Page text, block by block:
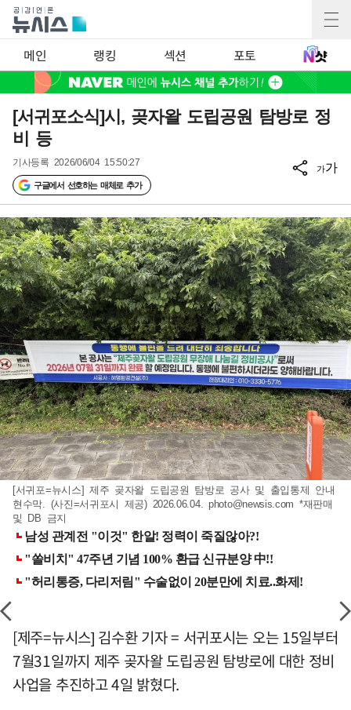
메인 랭킹 섹션 포토
[서귀포소식]시, 곶자왈 도립공원 탐방로 정
비 등
기사등록 2026/06/04 15:50:27
구글에서 선호하는 매체로 추가
가가
[서귀포=뉴시스] 제주 곶자왈 도립공원 탐방로 공사 및 출입통제 안내
현수막. (사진=서귀포시 제공) 2026.06.04. photo@newsis.com *재판매
및 DB 금지
[제주=뉴시스] 김수환 기자 = 서귀포시는 오는 15일부터
7월31일까지 제주 곶자왈 도립공원 탐방로에 대한 정비
사업을 추진하고 4일 밝혔다.